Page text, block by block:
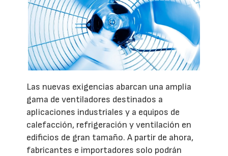
Las nuevas exigencias abarcan una amplia
gama de ventiladores destinados a
aplicaciones industriales y a equipos de
calefacción, refrigeración y ventilación en
edificios de gran tamaño. A partir de ahora,
fabricantes e importadores solo podrán